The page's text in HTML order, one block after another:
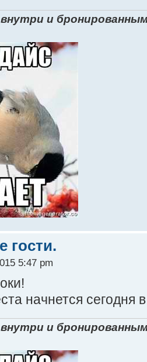
и
гости.
5:47 pm
начнется сегодня
и